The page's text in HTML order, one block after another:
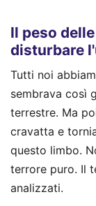
Il peso
disturbare
Tutti noi
sembrava così
terrestre. Ma
cravatta e
questo limbo.
terrore puro. Il
analizzati.